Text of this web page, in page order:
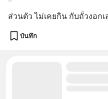
ส่วนตัว ไม่เคยกิน กับถั่วงอกเ
บันทึก